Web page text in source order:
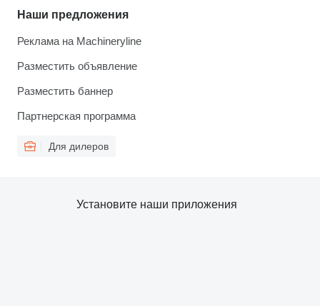
Наши предложения
Реклама на Machineryline
Разместить объявление
Разместить баннер
Партнерская программа
Для дилеров
Установите наши приложения